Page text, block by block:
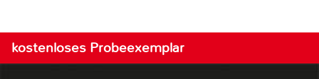
kostenloses Probeexemplar